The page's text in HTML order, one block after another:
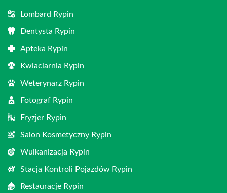
Lombard Rypin
Dentysta Rypin
Apteka Rypin
Kwiaciarnia Rypin
Weterynarz Rypin
Fotograf Rypin
Fryzjer Rypin
Salon Kosmetyczny Rypin
Wulkanizacja Rypin
Stacja Kontroli Pojazdów Rypin
Restauracje Rypin